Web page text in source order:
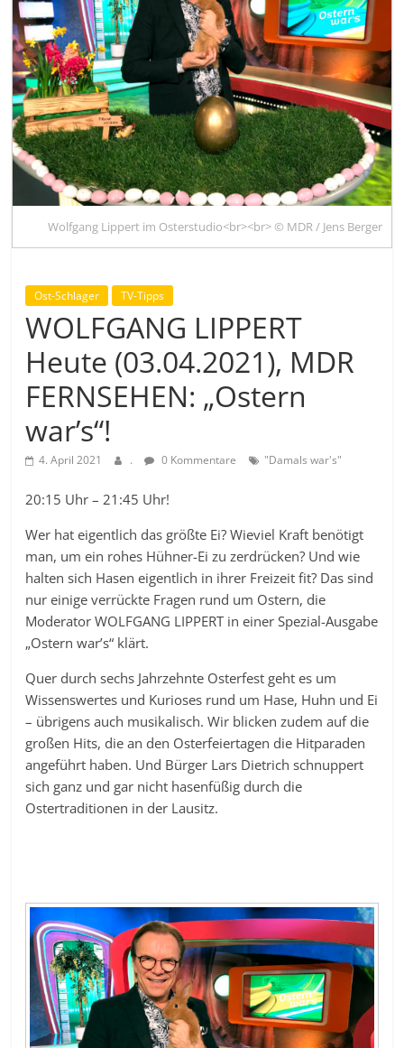
Wolfgang Lippert im Osterstudio<br><br> © MDR / Jens Berger
Ost-Schlager TV-Tipps
WOLFGANG LIPPERT
Heute (03.04.2021), MDR
FERNSEHEN: „Ostern
war’s“!
4. April 2021 . 0 Kommentare "Damals war's"
20:15 Uhr – 21:45 Uhr!
Wer hat eigentlich das größte Ei? Wieviel Kraft benötigt
man, um ein rohes Hühner-Ei zu zerdrücken? Und wie
halten sich Hasen eigentlich in ihrer Freizeit fit? Das sind
nur einige verrückte Fragen rund um Ostern, die
Moderator WOLFGANG LIPPERT in einer Spezial-Ausgabe
„Ostern war’s“ klärt.
Quer durch sechs Jahrzehnte Osterfest geht es um
Wissenswertes und Kurioses rund um Hase, Huhn und Ei
– übrigens auch musikalisch. Wir blicken zudem auf die
großen Hits, die an den Osterfeiertagen die Hitparaden
angeführt haben. Und Bürger Lars Dietrich schnuppert
sich ganz und gar nicht hasenfüßig durch die
Ostertraditionen in der Lausitz.